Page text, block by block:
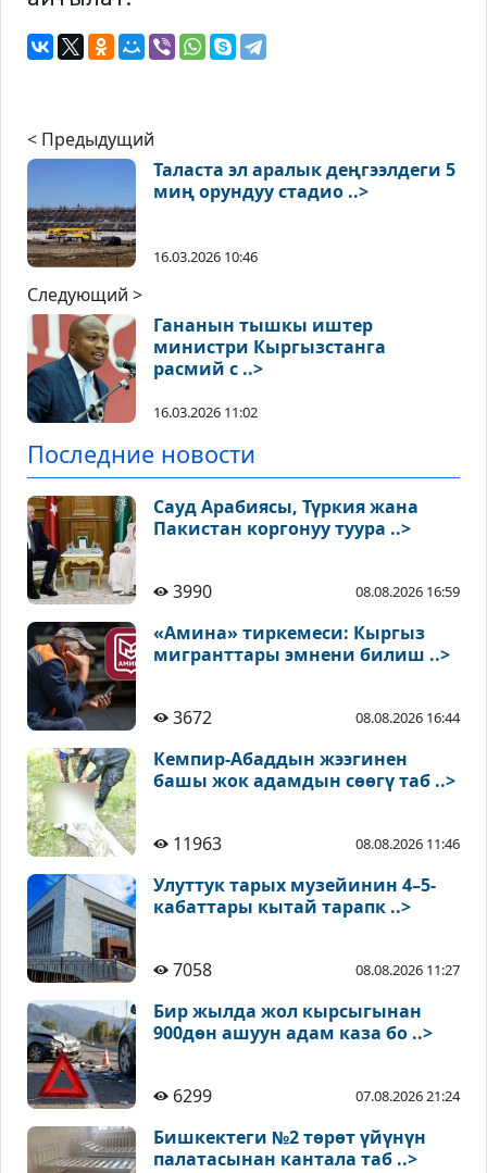
< Предыдущий
Таласта эл аралык деңгээлдеги 5
миң орундуу стадио ..>
16.03.2026 10:46
Следующий >
Гананын тышкы иштер
министри Кыргызстанга
расмий с ..>
16.03.2026 11:02
Последние новости
Сауд Арабиясы, Түркия жана
Пакистан коргонуу туура ..>
3990 08.08.2026 16:59
«Амина» тиркемеси: Кыргыз
мигранттары эмнени билиш ..>
3672 08.08.2026 16:44
Кемпир-Абаддын жээгинен
башы жок адамдын сөөгү таб ..>
11963 08.08.2026 11:46
Улуттук тарых музейинин 4–5-
кабаттары кытай тарапк ..>
7058 08.08.2026 11:27
Бир жылда жол кырсыгынан
900дөн ашуун адам каза бо ..>
6299 07.08.2026 21:24
Бишкектеги №2 төрөт үйүнүн
палатасынан кантала таб ..>